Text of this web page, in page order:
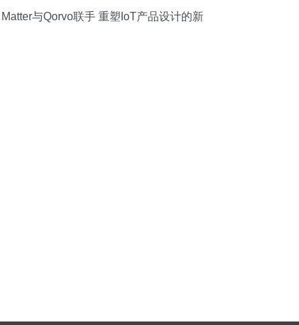
Matter与Qorvo联手 重塑IoT产品设计的新